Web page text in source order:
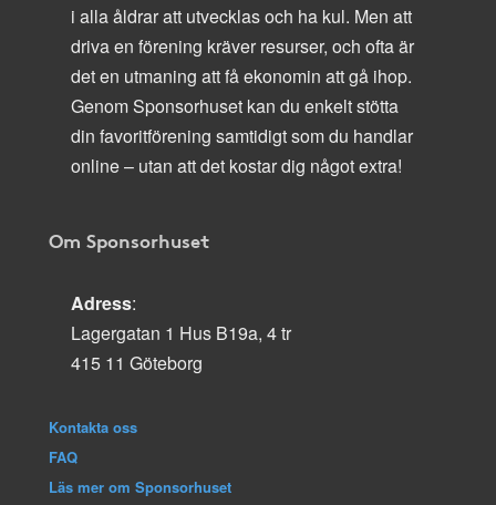
i alla åldrar att utvecklas och ha kul. Men att
driva en förening kräver resurser, och ofta är
det en utmaning att få ekonomin att gå ihop.
Genom Sponsorhuset kan du enkelt stötta
din favoritförening samtidigt som du handlar
online – utan att det kostar dig något extra!
Om Sponsorhuset
Adress:
Lagergatan 1 Hus B19a, 4 tr
415 11 Göteborg
Kontakta oss
FAQ
Läs mer om Sponsorhuset